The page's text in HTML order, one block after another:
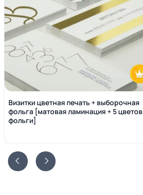
Визитки цветная печать + выборочная
фольга [матовая ламинация + 5 цветов
фольги]